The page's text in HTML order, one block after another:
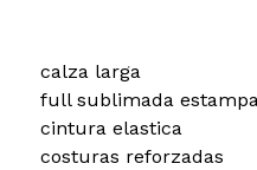
calza larga
full sublimada
cintura elastica
costuras reforzadas